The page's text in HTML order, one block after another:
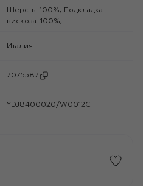
Шерсть: 100%; Подкладка-
вискоза: 100%;
Италия
7075587
YDJ8400020/W0012C